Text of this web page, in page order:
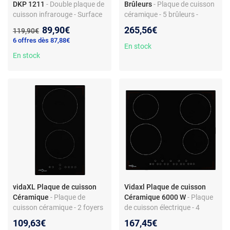
DKP 1211 - Double plaque de
cuisson infrarouge - Surface
d'énergie - 2800 W
Ancien prix :
119,90€ Nouveau prix :
89,90€
6 offres dès 87,88€
En stock
Brûleurs - Plaque de cuisson
céramique - 5 brûleurs -
Noir - Triple zone + zone
ovale
265,56€
En stock
vidaXL Plaque de cuisson
Céramique - Plaque de
cuisson céramique - 2 foyers
Noir
109,63€
Vidaxl Plaque de cuisson
Céramique 6000 W - Plaque
de cuisson électrique - 4
Puissance 6000W
167,45€